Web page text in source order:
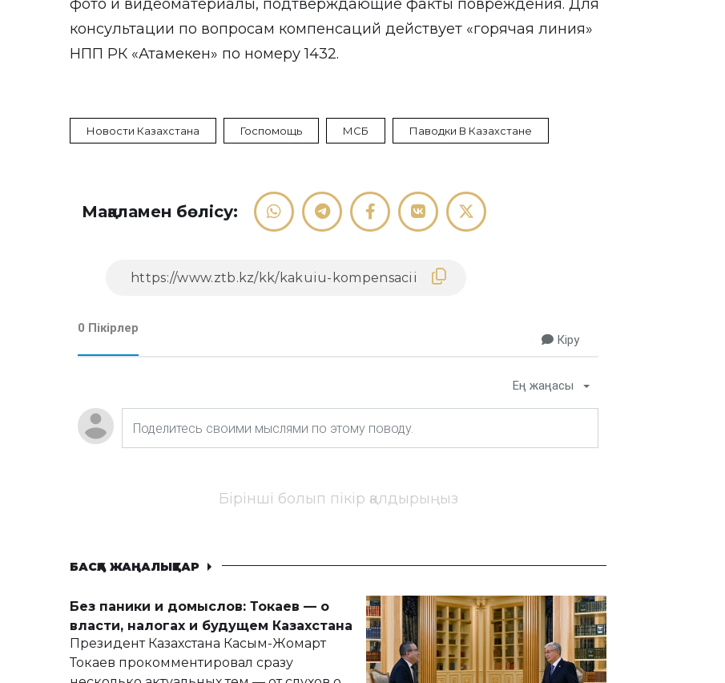
фото и видеоматериалы, подтверждающие факты повреждения. Для
консультации по вопросам компенсаций действует «горячая линия»
НПП РК «Атамекен» по номеру 1432.
Новости Казахстана Госпомощь МСБ Паводки В Казахстане
Мақаламен бөлісу:
0 Пікірлер
Кіру
Ең жаңасы
Бірінші болып пікір қалдырыңыз
БАСҚА ЖАҢАЛЫҚТАР
Без паники и домыслов: Токаев — о
власти, налогах и будущем Казахстана
Президент Казахстана Касым-Жомарт
Токаев прокомментировал сразу